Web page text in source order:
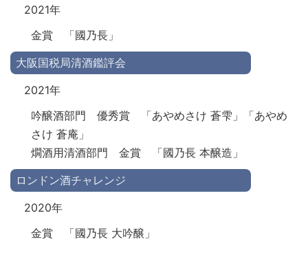
2021年
金賞 「國乃長」
大阪国税局清酒鑑評会
2021年
吟醸酒部門 優秀賞 「あやめさけ 蒼雫」「あやめ
さけ 蒼庵」
燗酒用清酒部門 金賞 「國乃長 本醸造」
ロンドン酒チャレンジ
2020年
金賞 「國乃長 大吟醸」